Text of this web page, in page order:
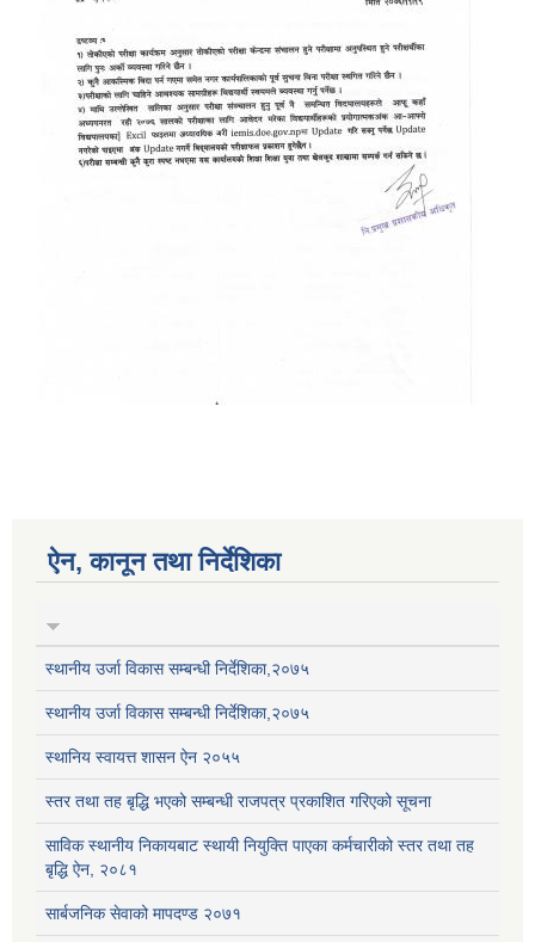
ऐन, कानून तथा निर्देशिका
स्थानीय उर्जा विकास सम्बन्धी निर्देशिका,२०७५
स्थानीय उर्जा विकास सम्बन्धी निर्देशिका,२०७५
स्थानिय स्वायत्त शासन ऐन २०५५
स्तर तथा तह बृद्धि भएको सम्बन्धी राजपत्र प्रकाशित गरिएको सूचना
साविक स्थानीय निकायबाट स्थायी नियुक्ति पाएका कर्मचारीको स्तर तथा तह
बृद्धि ऐन, २०८१
सार्बजनिक सेवाको मापदण्ड २०७१